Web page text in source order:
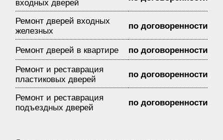
Ремонт дверей входных
железных
по договоренности
Ремонт дверей в квартире по договоренности
Ремонт и реставрация
пластиковых дверей
по договоренности
Ремонт и реставрация
подъездных дверей
по договоренности